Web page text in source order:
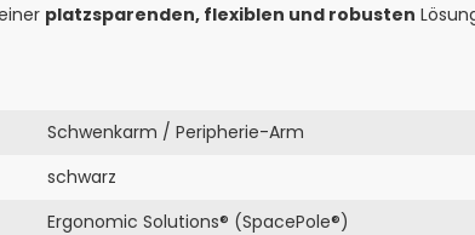
platzsparenden, flexiblen und robusten
Schwenkarm / Peripherie-Arm
schwarz
Ergonomic Solutions® (SpacePole®)